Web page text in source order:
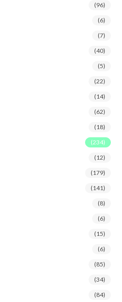
(96)
(6)
(7)
(40)
(5)
(22)
(14)
(62)
(18)
(234)
(12)
(179)
(141)
(8)
(6)
(15)
(6)
(85)
(34)
(84)